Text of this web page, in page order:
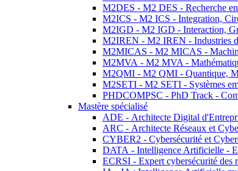
M2DES - M2 DES - Recherche
M2ICS - M2 ICS - Integration,
M2IGD - M2 IGD - Interaction,
M2IREN - M2 IREN - Industries
M2MICAS - M2 MICAS -
M2MVA - M2 MVA -
M2QMI - M2 QMI - Quantique,
M2SETI - M2 SETI - Systèmes
PHDCOMPSC - PhD Track -
Mastère spécialisé
ADE - Architecte Digital
ARC - Architecte Réseaux et
CYBER2 - Cybersécurité et
DATA - Intelligence Artificielle -
ECRSI - Expert cybersécurité des